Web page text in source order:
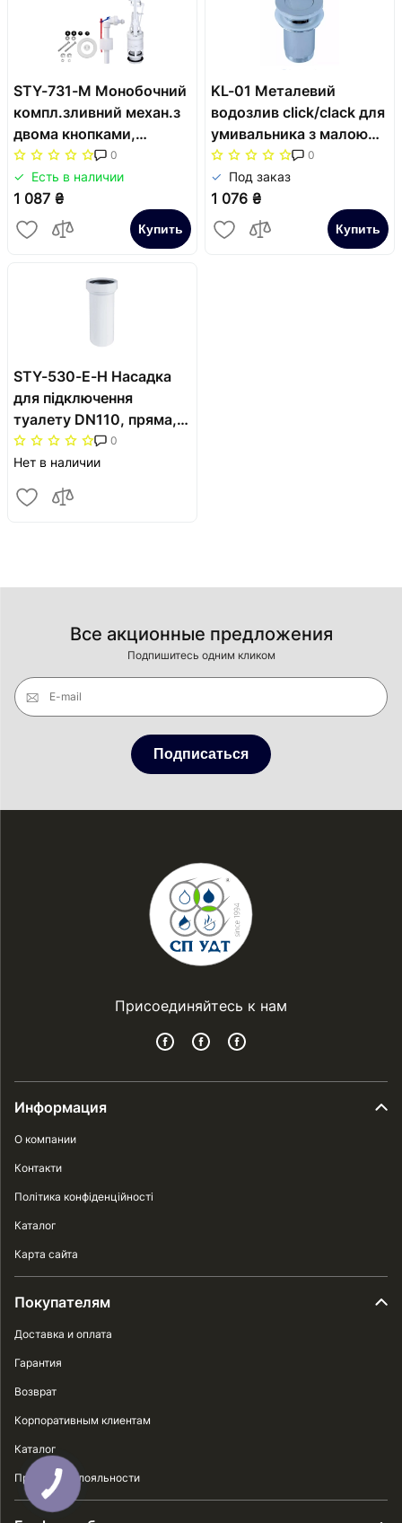
STY-731-М Монобочний
компл.зливний механ.з
двома кнопками,
впускн.мех.з
пластм.різьбою,
монт.комплект
0
Есть в наличии
1 087 ₴
Купить
KL-01 Металевий
водозлив click/clack для
умивальника з малою
заглушкою, 5/4"
0
Под заказ
1 076 ₴
Купить
STY-530-E-H Насадка
для підключення
туалету DN110, пряма,
довга
0
Нет в наличии
Все акционные предложения
Подпишитесь одним кликом
E-mail
Подписаться
Присоединяйтесь к нам
Информация
О компании
Контакти
Політика конфіденційності
Каталог
Карта сайта
Покупателям
Доставка и оплата
Гарантия
Возврат
Корпоративным клиентам
Каталог
Программа лояльности